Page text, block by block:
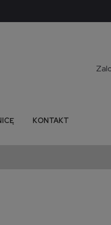
KONTAKT